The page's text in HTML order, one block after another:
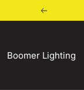
Previous
Boomer Lighting